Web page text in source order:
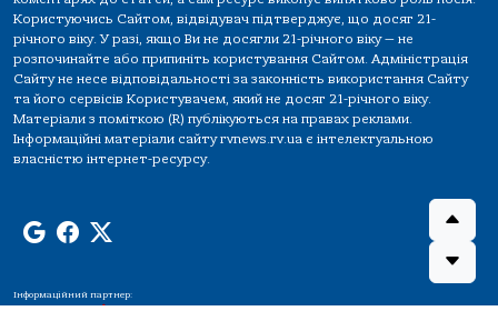
Користуючись Сайтом, відвідувач підтверджує, що досяг 21-
річного віку. У разі, якщо Ви не досягли 21-річного віку — не
розпочинайте або припиніть користування Сайтом. Адміністрація
Сайту не несе відповідальності за законність використання Сайту
та його сервісів Користувачем, який не досяг 21-річного віку.
Матеріали з поміткою (R) публікуються на правах реклами.
Інформаційні матеріали сайту rvnews.rv.ua є інтелектуальною
власністю інтернет-ресурсу.
Інформаційний партнер: